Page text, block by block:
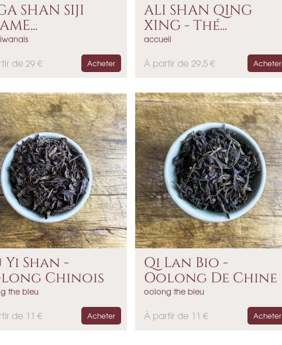
SHAN SIJI
de 29 € Acheter
ALI SHAN QING
XING - Thé...
accueil
P
x
À partir de 29,5 € Acheter
Yi Shan -
Chinois
the bleu
de 11 € Acheter
Qi Lan Bio -
Oolong De Chine
oolong the bleu
P
À partir de 11 € Acheter